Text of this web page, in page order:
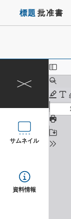
標題 批准書
サムネイル
資料情報